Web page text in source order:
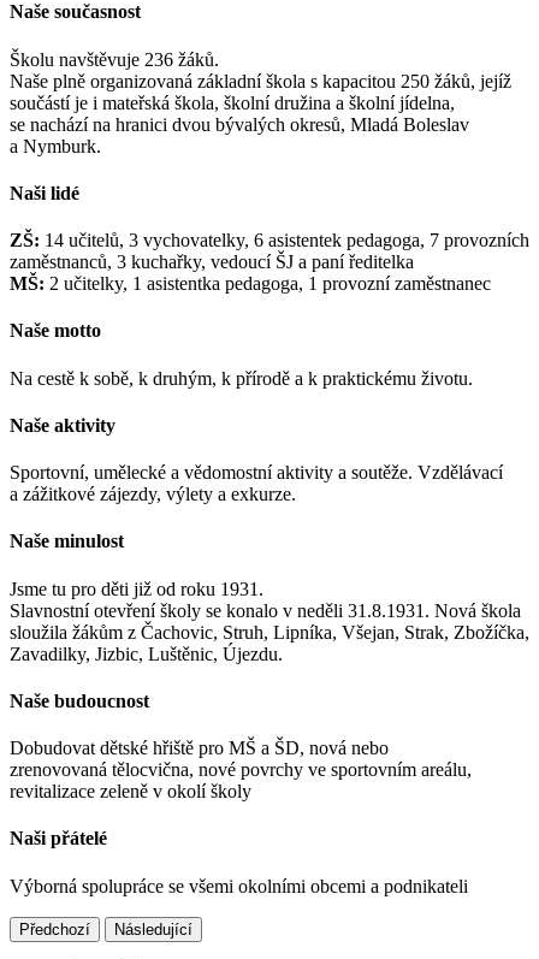
Naše současnost
Školu navštěvuje 236 žáků.
Naše plně organizovaná základní škola s kapacitou 250 žáků, jejíž
součástí je i mateřská škola, školní družina a školní jídelna,
se nachází na hranici dvou bývalých okresů, Mladá Boleslav
a Nymburk.
Naši lidé
ZŠ: 14 učitelů, 3 vychovatelky, 6 asistentek pedagoga, 7 provozních
zaměstnanců, 3 kuchařky, vedoucí ŠJ a paní ředitelka
MŠ: 2 učitelky, 1 asistentka pedagoga, 1 provozní zaměstnanec
Naše motto
Na cestě k sobě, k druhým, k přírodě a k praktickému životu.
Naše aktivity
Sportovní, umělecké a vědomostní aktivity a soutěže. Vzdělávací
a zážitkové zájezdy, výlety a exkurze.
Naše minulost
Jsme tu pro děti již od roku 1931.
Slavnostní otevření školy se konalo v neděli 31.8.1931. Nová škola
sloužila žákům z Čachovic, Struh, Lipníka, Všejan, Strak, Zbožíčka,
Zavadilky, Jizbic, Luštěnic, Újezdu.
Naše budoucnost
Dobudovat dětské hřiště pro MŠ a ŠD, nová nebo
zrenovovaná tělocvična, nové povrchy ve sportovním areálu,
revitalizace zeleně v okolí školy
Naši přátelé
Výborná spolupráce se všemi okolními obcemi a podnikateli
Předchozí Následující